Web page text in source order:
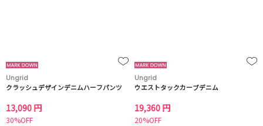
Ungrid
クラッシュデザインデニムハーフパンツ
13,090 円
30%OFF
Ungrid
ウエストタックカーブデニム
19,360 円
20%OFF